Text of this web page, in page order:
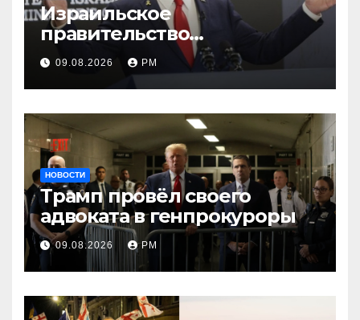
Израильское
правительство
заворачивает план
трамповского «Совета
мира»
09.08.2026 РМ
НОВОСТИ
Трамп провёл своего
адвоката в генпрокуроры
09.08.2026 РМ